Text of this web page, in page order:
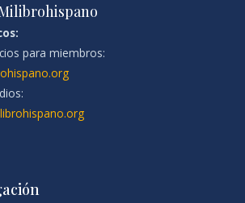
para miembros: